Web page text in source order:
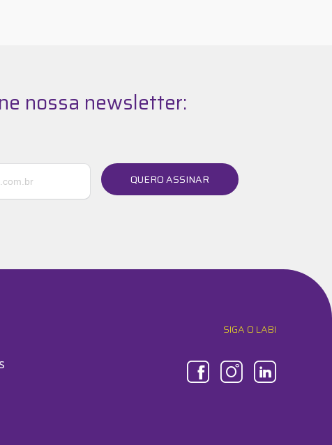
nossa newsletter:
QUERO ASSINAR
SIGA O LABI